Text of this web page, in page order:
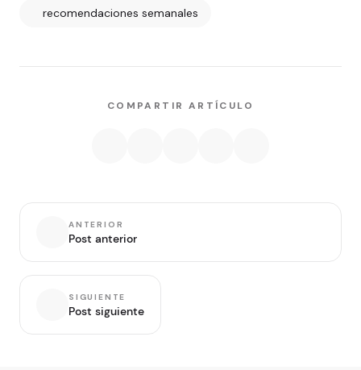
recomendaciones semanales
COMPARTIR ARTÍCULO
ANTERIOR
Post anterior
SIGUIENTE
Post siguiente